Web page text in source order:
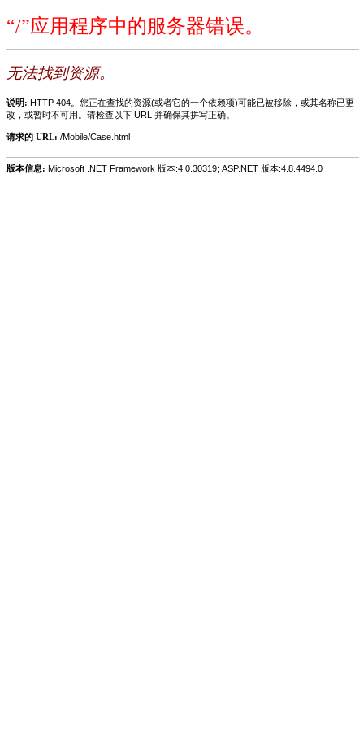
“/”应用程序中的服务器错误。
无法找到资源。
说明: HTTP 404。您正在查找的资源(或者它的一个依赖项)可能已被移除，或其名称已更
改，或暂时不可用。请检查以下 URL 并确保其拼写正确。
请求的 URL: /Mobile/Case.html
版本信息: Microsoft .NET Framework 版本:4.0.30319; ASP.NET 版本:4.8.4494.0